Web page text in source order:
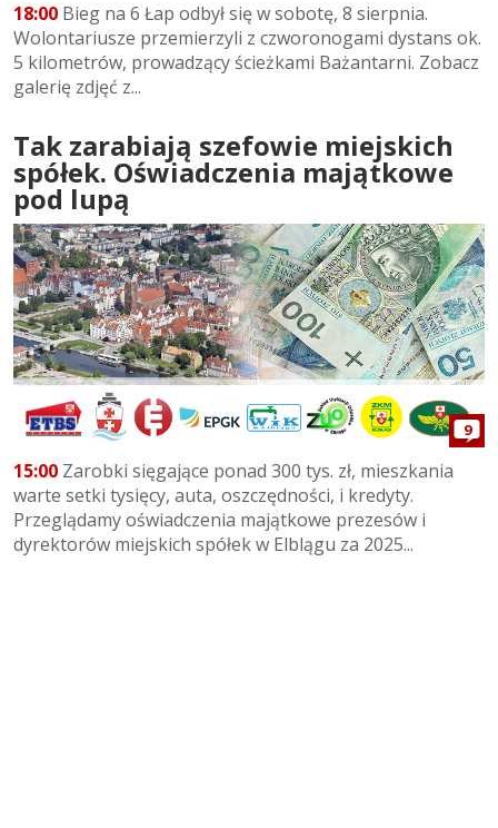
18:00 Bieg na 6 Łap odbył się w sobotę, 8 sierpnia.
Wolontariusze przemierzyli z czworonogami dystans ok.
5 kilometrów, prowadzący ścieżkami Bażantarni. Zobacz
galerię zdjęć z...
Tak zarabiają szefowie miejskich
spółek. Oświadczenia majątkowe
pod lupą
9
15:00 Zarobki sięgające ponad 300 tys. zł, mieszkania
warte setki tysięcy, auta, oszczędności, i kredyty.
Przeglądamy oświadczenia majątkowe prezesów i
dyrektorów miejskich spółek w Elblągu za 2025...